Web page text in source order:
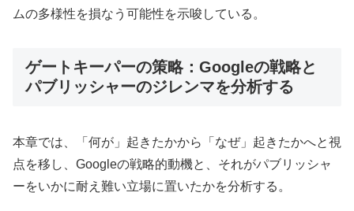
ムの多様性を損なう可能性を示唆している。
ゲートキーパーの策略：Googleの戦略と
パブリッシャーのジレンマを分析する
本章では、「何が」起きたかから「なぜ」起きたかへと視
点を移し、Googleの戦略的動機と、それがパブリッシャ
ーをいかに耐え難い立場に置いたかを分析する。